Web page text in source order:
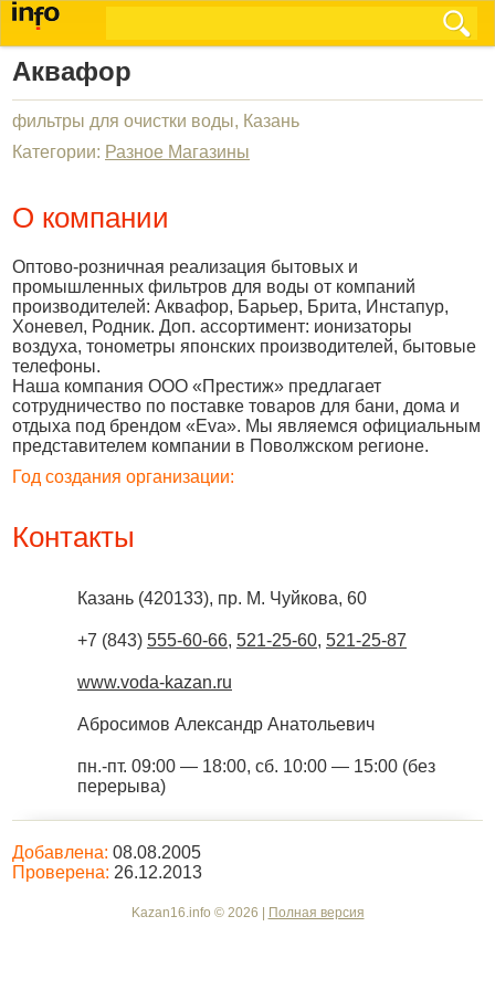
Аквафор
фильтры для очистки воды, Казань
Категории: Разное Магазины
О компании
Оптово-розничная реализация бытовых и
промышленных фильтров для воды от компаний
производителей: Аквафор, Барьер, Брита, Инстапур,
Хоневел, Родник. Доп. ассортимент: ионизаторы
воздуха, тонометры японских производителей, бытовые
телефоны.
Наша компания ООО «Престиж» предлагает
сотрудничество по поставке товаров для бани, дома и
отдыха под брендом «Eva». Мы являемся официальным
представителем компании в Поволжском регионе.
Год создания организации:
Контакты
Казань (420133), пр. М. Чуйкова, 60
+7 (843) 555-60-66, 521-25-60, 521-25-87
www.voda-kazan.ru
Абросимов Александр Анатольевич
пн.-пт. 09:00 — 18:00, сб. 10:00 — 15:00 (без
перерыва)
Добавлена: 08.08.2005
Проверена: 26.12.2013
Kazan16.info © 2026 | Полная версия